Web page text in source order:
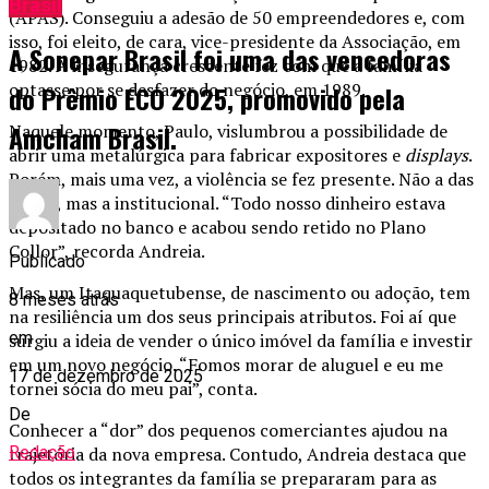
(APAS). Conseguiu a adesão de 50 empreendedores e, com
isso, foi eleito, de cara, vice-presidente da Associação, em
1982. A insegurança crescente fez com que a família
optasse por se desfazer do negócio, em 1989.
Naquele momento, Paulo, vislumbrou a possibilidade de
abrir uma metalúrgica para fabricar expositores e displays.
Porém, mais uma vez, a violência se fez presente. Não a das
armas, mas a institucional. “Todo nosso dinheiro estava
depositado no banco e acabou sendo retido no Plano
Collor”, recorda Andreia.
Mas, um Itaquaquetubense, de nascimento ou adoção, tem
na resiliência um dos seus principais atributos. Foi aí que
surgiu a ideia de vender o único imóvel da família e investir
em um novo negócio. “Fomos morar de aluguel e eu me
tornei sócia do meu pai”, conta.
Conhecer a “dor” dos pequenos comerciantes ajudou na
trajetória da nova empresa. Contudo, Andreia destaca que
todos os integrantes da família se prepararam para as
Brasil
A Sonepar Brasil foi uma das vencedoras
do Prêmio ECO 2025, promovido pela
Amcham Brasil.
Publicado
8 meses atrás
em
17 de dezembro de 2025
De
Redação